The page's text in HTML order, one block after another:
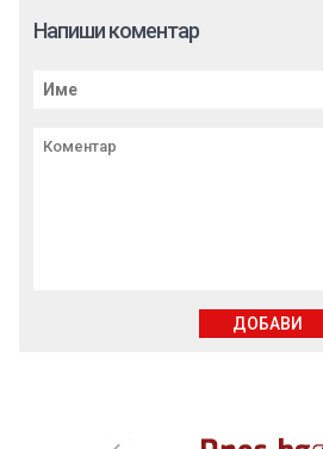
Напиши коментар
ДОБАВИ